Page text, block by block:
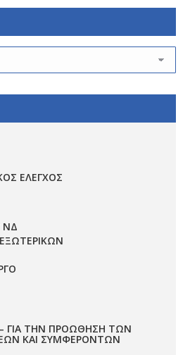
ΕΛΕΓΧΟΣ
ΝΔ
ΓΙΑ ΤΗΝ ΠΡΟΏΘΗΣΗ ΤΩΝ
ΚΑΙ ΣΥΜΦΕΡΌΝΤΩΝ